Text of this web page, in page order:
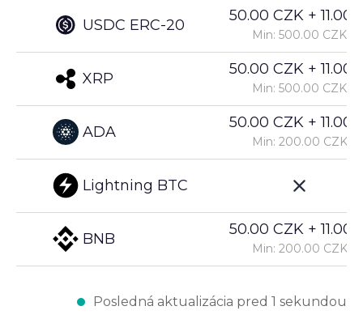
USDC ERC-20
XRP
ADA
Lightning BTC
BNB
50.00 CZK +
Min: 500.00 CZK
50.00 CZK +
Min: 500.00 CZK
50.00 CZK +
Min: 200.00 CZK
50.00 CZK +
Min: 200.00 CZK
Posledná aktualizácia pred 1 sekundou